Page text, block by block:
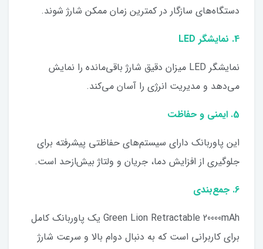
دستگاه‌های سازگار در کمترین زمان ممکن شارژ شوند.
4. نمایشگر LED
نمایشگر LED میزان دقیق شارژ باقی‌مانده را نمایش
می‌دهد و مدیریت انرژی را آسان می‌کند.
5. ایمنی و حفاظت
این پاوربانک دارای سیستم‌های حفاظتی پیشرفته برای
جلوگیری از افزایش دما، جریان و ولتاژ بیش‌ازحد است.
6. جمع‌بندی
Green Lion Retractable 20000mAh یک پاوربانک کامل
برای کاربرانی است که به دنبال دوام بالا و سرعت شارژ